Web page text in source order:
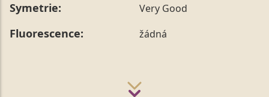
Symetrie: Very Good
Fluorescence: žádná